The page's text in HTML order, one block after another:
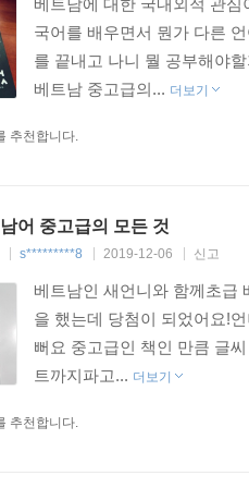
베트남에 대한 국내외적 관
국어를 배우면서 뭔가 다른
를 끝내고 나니 뭘 공부해야
베트남 중고급의... 더보기
추천합니다.
어 중고급의 모든 것
s*********8 2019-12-06 신고
베트남인 새언니와 함께초급
을 했는데 당첨이 되었어요!
뻐요 중고급인 책인 만큼 글
트까지파고... 더보기
추천합니다.